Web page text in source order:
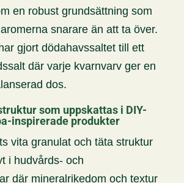
en robust grundsättning som
snarare än att ta över.
gjort dödahavssaltet till ett
där varje kvarnvarv ger en
dos.
som uppskattas i DIY-
inspirerade produkter
vita granulat och täta struktur
i hudvårds- och
där mineralrikedom och textur